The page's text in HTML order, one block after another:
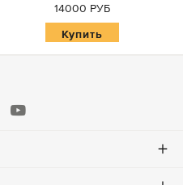
14000 РУБ
Купить